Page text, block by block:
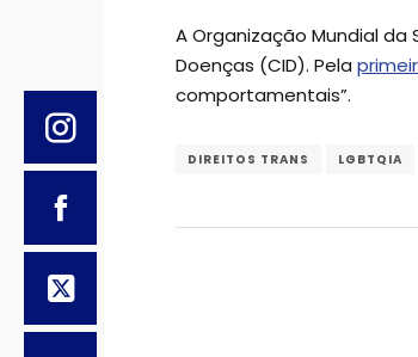
A Organização Mundial
Doenças (CID). Pela
comportamentais”.
DIREITOS TRANS LGBTQIA